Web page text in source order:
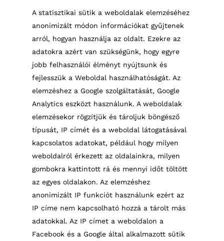
A statisztikai sütik a weboldalak elemzéséhez
anonimizált módon információkat gyűjtenek
arról, hogyan használja az oldalt. Ezekre az
adatokra azért van szükségünk, hogy egyre
jobb felhasználói élményt nyújtsunk és
fejlesszük a Weboldal használhatóságát. Az
elemzéshez a Google szolgáltatását, Google
Analytics eszközt használunk. A weboldalak
elemzésekor rögzítjük és tároljuk böngésző
típusát, IP címét és a weboldal látogatásával
kapcsolatos adatokat, például hogy milyen
weboldalról érkezett az oldalainkra, milyen
gombokra kattintott rá és mennyi időt töltött
az egyes oldalakon. Az elemzéshez
anonimizált IP funkciót használunk ezért az
IP címe nem kapcsolható hozzá a tárolt más
adatokkal. Az IP címet a weboldalon a
Facebook és a Google által alkalmazott sütik